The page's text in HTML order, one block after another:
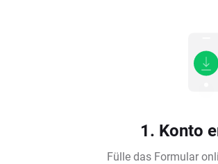
1. Konto
Fülle das Formular